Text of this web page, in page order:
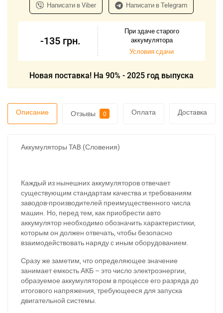
Написати в Viber Написати в Telegram
-135 грн.
При здаче старого
аккумулятора
Условия сдачи
Новая поставка! На 90% - 2025 год выпуска
Описание Отзывы 0 Оплата Доставка
Аккумуляторы TAB (Словения)
Каждый из нынешних аккумуляторов отвечает
существующим стандартам качества и требованиям
заводов-производителей преимущественного числа
машин. Но, перед тем, как приобрести авто
аккумулятор необходимо обозначить характеристики,
которым он должен отвечать, чтобы безопасно
взаимодействовать наряду с иным оборудованием.
Сразу же заметим, что определяющее значение
занимает емкость АКБ – это число электроэнергии,
образуемое аккумулятором в процессе его разряда до
итогового напряжения, требующееся для запуска
двигательной системы.